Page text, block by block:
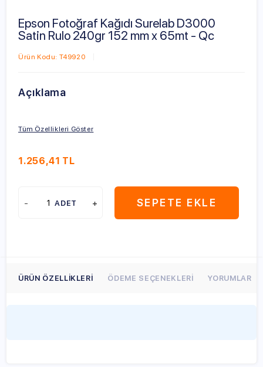
Epson Fotoğraf Kağıdı Surelab D3000
Satin Rulo 240gr 152 mm x 65mt - Qc
Ürün Kodu: T49920
Açıklama
Tüm Özellikleri Göster
1.256,41 TL
ADET SEPETE EKLE
ÜRÜN ÖZELLIKLERI ÖDEME SEÇENEKLERI YORUMLAR